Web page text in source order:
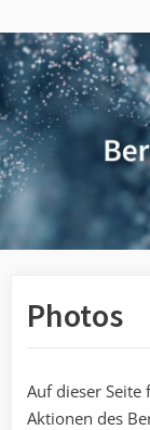
to
content
Photos
Auf dieser Seite
Aktionen des